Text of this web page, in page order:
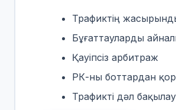
Трафиктің
Бұғаттауларды
Қауіпсіз арбитраж
РК-ны боттардан
Трафикті дәл бақылау